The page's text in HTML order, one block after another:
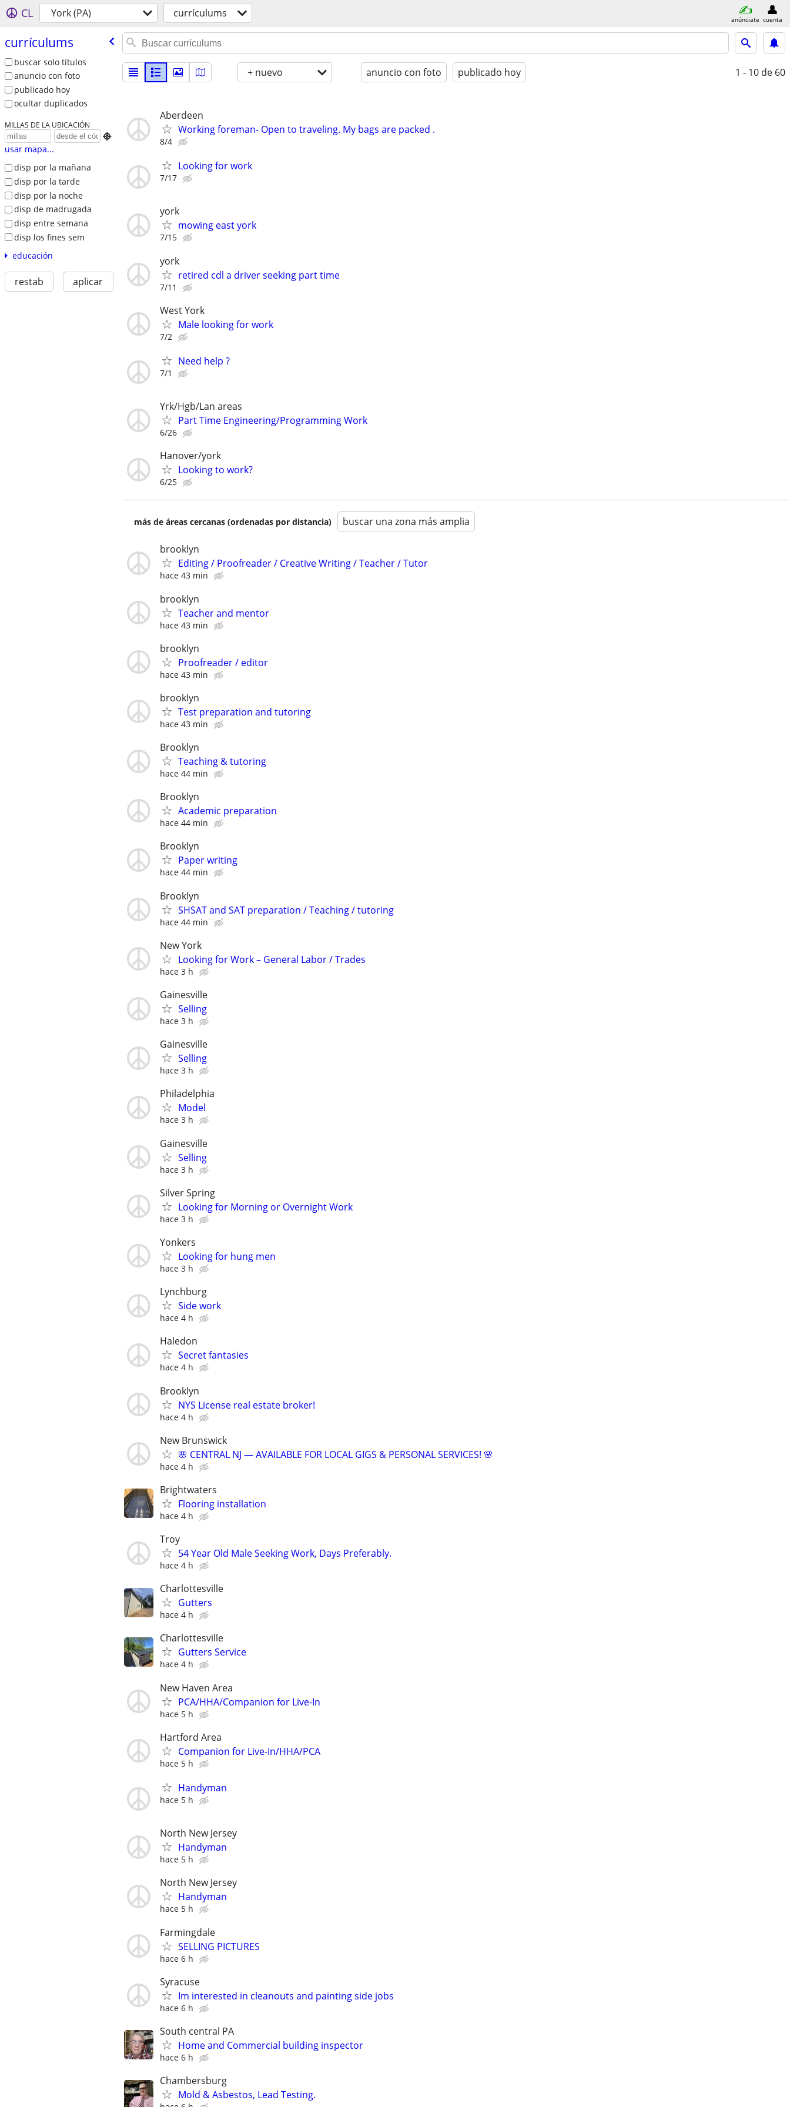
CL York (PA) currí­culums anúnciate cuenta
currí­culums
buscar solo títulos
anuncio con foto
publicado hoy
ocultar duplicados
MILLAS DE LA UBICACIÓN

usar mapa...
disp por la mañana
disp por la tarde
disp por la noche
disp de madrugada
disp entre semana
disp los fines sem
educación
restab aplicar
+ nuevo anuncio con foto publicado hoy 1 - 10 de 60
Aberdeen
Working foreman- Open to traveling. My bags are packed .
8/4
Looking for work
7/17
york
mowing east york
7/15
york
retired cdl a driver seeking part time
7/11
West York
Male looking for work
7/2
Need help ?
7/1
Yrk/Hgb/Lan areas
Part Time Engineering/Programming Work
6/26
Hanover/york
Looking to work?
6/25
más de áreas cercanas (ordenadas por distancia) buscar una zona más amplia
brooklyn
Editing / Proofreader / Creative Writing / Teacher / Tutor
hace 43 min
brooklyn
Teacher and mentor
hace 43 min
brooklyn
Proofreader / editor
hace 43 min
brooklyn
Test preparation and tutoring
hace 43 min
Brooklyn
Teaching & tutoring
hace 44 min
Brooklyn
Academic preparation
hace 44 min
Brooklyn
Paper writing
hace 44 min
Brooklyn
SHSAT and SAT preparation / Teaching / tutoring
hace 44 min
New York
Looking for Work – General Labor / Trades
hace 3 h
Gainesville
Selling
hace 3 h
Gainesville
Selling
hace 3 h
Philadelphia
Model
hace 3 h
Gainesville
Selling
hace 3 h
Silver Spring
Looking for Morning or Overnight Work
hace 3 h
Yonkers
Looking for hung men
hace 3 h
Lynchburg
Side work
hace 4 h
Haledon
Secret fantasies
hace 4 h
Brooklyn
NYS License real estate broker!
hace 4 h
New Brunswick
🌸 CENTRAL NJ — AVAILABLE FOR LOCAL GIGS & PERSONAL SERVICES! 🌸
hace 4 h
Brightwaters
Flooring installation
hace 4 h
Troy
54 Year Old Male Seeking Work, Days Preferably.
hace 4 h
Charlottesville
Gutters
hace 4 h
Charlottesville
Gutters Service
hace 4 h
New Haven Area
PCA/HHA/Companion for Live-In
hace 5 h
Hartford Area
Companion for Live-In/HHA/PCA
hace 5 h
Handyman
hace 5 h
North New Jersey
Handyman
hace 5 h
North New Jersey
Handyman
hace 5 h
Farmingdale
SELLING PICTURES
hace 6 h
Syracuse
Im interested in cleanouts and painting side jobs
hace 6 h
South central PA
Home and Commercial building inspector
hace 6 h
Chambersburg
Mold & Asbestos, Lead Testing.